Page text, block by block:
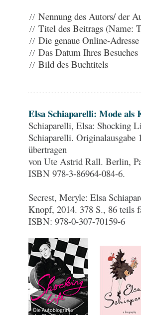
Nennung des Autors/ der
Titel des Beitrags (Name:
Die genaue Online-
Das Datum Ihres Besuches
Bild des Buchtitels
Elsa Schiaparelli: Mode als
Schiaparelli, Elsa: Shocking
Schiaparelli.
übertragen
von Ute Astrid Rall. Berlin,
ISBN 978-3-86964-084-6.
Secrest, Meryle: Elsa
Knopf, 2014. 378 S., 86 teils
ISBN: 978-0-307-70159-6